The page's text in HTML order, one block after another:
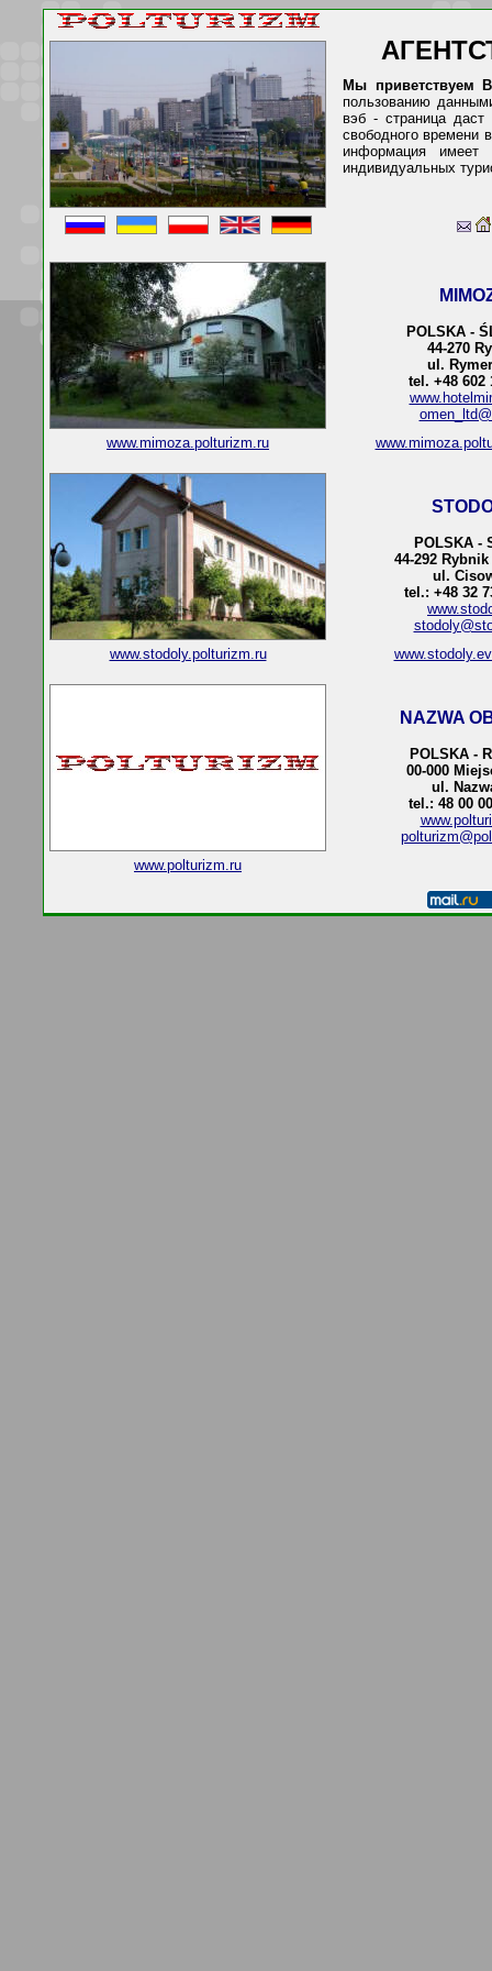
Мы приветствуем
пользованию
вэб - страница
свободного времени
информация имеет
индивидуальных
POLSKA -
44-270
ul.
tel. +48 602
www.mimoza.polturizm.ru
POLSKA -
44-292 Rybnik
ul.
tel.: +48 32
www.stodoly.polturizm.ru
NAZWA
POLSKA -
00-000
ul.
tel.: 48 00
www.polturizm.ru